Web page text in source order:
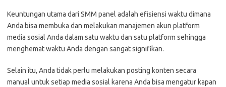
Keuntungan utama dari SMM panel adalah efisiensi waktu dimana
Anda bisa membuka dan melakukan manajemen akun platform
media sosial Anda dalam satu waktu dan satu platform sehingga
menghemat waktu Anda dengan sangat signifikan.
Selain itu, Anda tidak perlu melakukan posting konten secara
manual untuk setiap media sosial karena Anda bisa mengatur kapan